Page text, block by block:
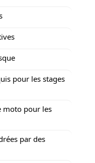
pour les stages
moto pour les
par des